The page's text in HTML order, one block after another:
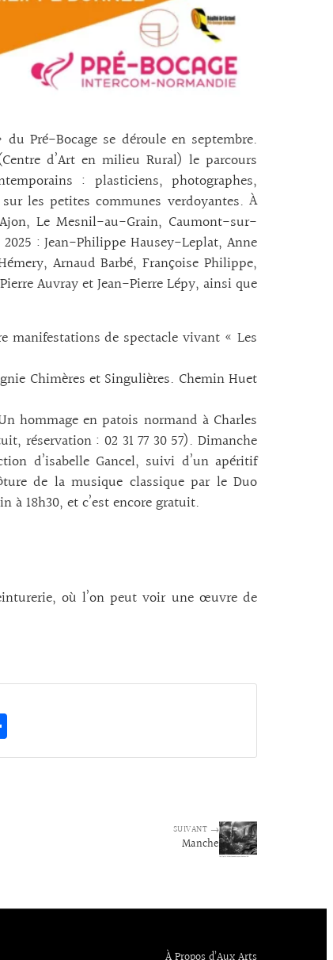
Pré-Bocage se déroule en septembre.
d’Art en milieu Rural) le parcours
: plasticiens, photographes,
les petites communes verdoyantes. À
Le Mesnil-au-Grain, Caumont-sur-
: Jean-Philippe Hausey-Leplat, Anne
Arnaud Barbé, Françoise Philippe,
Auvray et Jean-Pierre Lépy, ainsi que
manifestations de spectacle vivant « Les
Chimères et Singulières. Chemin Huet
hommage en patois normand à Charles
réservation : 02 31 77 30 57). Dimanche
d’isabelle Gancel, suivi d’un apéritif
de la musique classique par le Duo
18h30, et c’est encore gratuit.
où l’on peut voir une œuvre de
rt
SUIVANT →
Manche